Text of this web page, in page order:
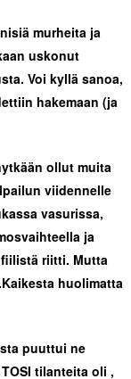
murheita ja
uskonut
Voi kyllä sanoa,
hakemaan (ja
ollut muita
viidennelle
vasurissa,
ja
riitti. Mutta
huolimatta
puuttui ne
tilanteita oli ,